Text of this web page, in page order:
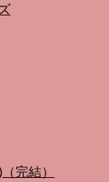
完結）